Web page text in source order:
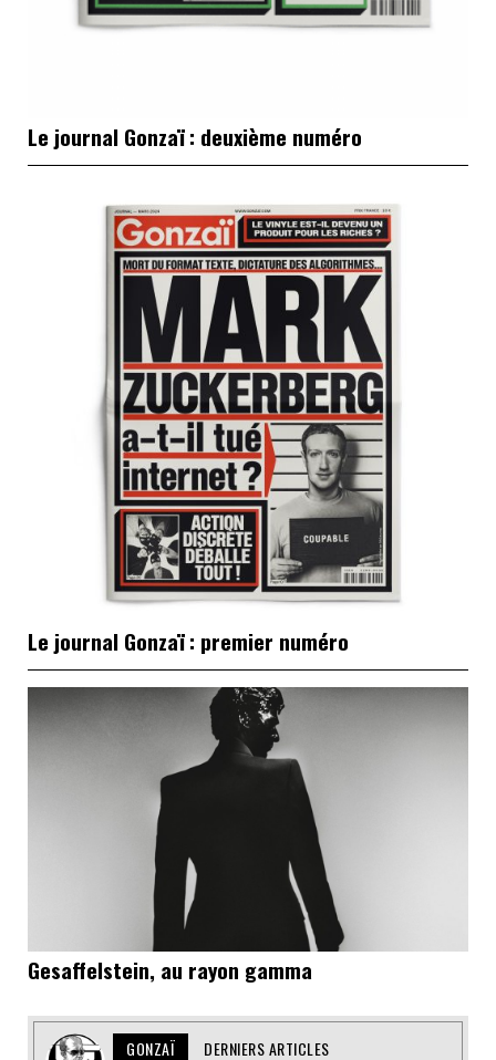
Le journal Gonzaï : deuxième numéro
Le journal Gonzaï : premier numéro
Gesaffelstein, au rayon gamma
GONZAÏ DERNIERS ARTICLES